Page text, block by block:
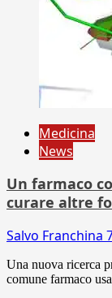
Medicina
News
Un farmaco
curare altre
Salvo Franchina
Una nuova ricerca
comune farmaco